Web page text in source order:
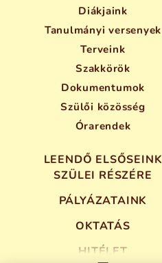
Diákjaink
Tanulmányi versenyek
Terveink
Szakkörök
Dokumentumok
Szülői közösség
Órarendek
LEENDŐ ELSŐSEINK
SZÜLEI RÉSZÉRE
PÁLYÁZATAINK
OKTATÁS
HITÉLET